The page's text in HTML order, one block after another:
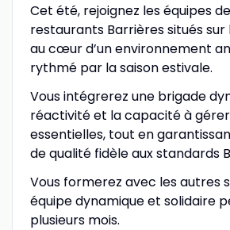
Cet été, rejoignez les équipes
restaurants Barrières situés sur
au cœur d’un environnement
rythmé par la saison estivale.
Vous intégrerez une brigade
réactivité et la capacité à
essentielles, tout en
de qualité fidèle aux standards
Vous formerez avec les autres
équipe dynamique et solidaire
plusieurs mois.